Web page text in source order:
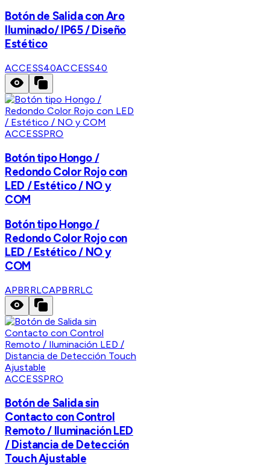
Botón de Salida con Aro
Iluminado/ IP65 / Diseño
Estético
ACCESS40ACCESS40
ACCESSPRO
Botón tipo Hongo /
Redondo Color Rojo con
LED / Estético / NO y
COM
Botón tipo Hongo /
Redondo Color Rojo con
LED / Estético / NO y
COM
APBRRLCAPBRRLC
ACCESSPRO
Botón de Salida sin
Contacto con Control
Remoto / Iluminación LED
/ Distancia de Detección
Touch Ajustable